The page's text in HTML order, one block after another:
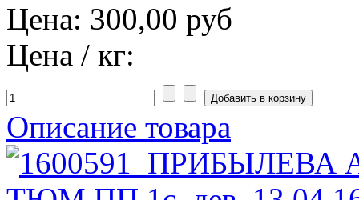
Цена: 300,00 руб
Цена / кг:
Описание товара